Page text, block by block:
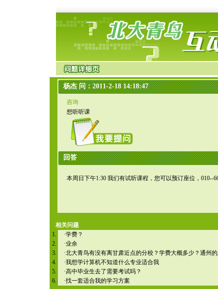
杨杰 问：2011-2-18 14:18:47
咨询
想听听课
回答
本周日下午1:30 我们有试听课程，您可以预订座位，010--
相关问题
·学费？
·业余
·北大青鸟有没有离甘肃近点的分校？学费大概多少？通州
·我想学计算机不知道什么专业适合我
·高中毕业生去了需要考试吗？
·找一套适合我的学习方案